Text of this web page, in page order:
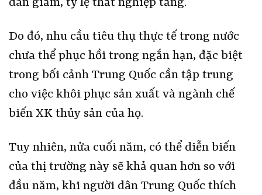
dân giảm, tỷ lệ thất nghiệp tăng.
Do đó, nhu cầu tiêu thụ thực tế trong nước
chưa thể phục hồi trong ngắn hạn, đặc biệt
trong bối cảnh Trung Quốc cần tập trung
cho việc khôi phục sản xuất và ngành chế
biến XK thủy sản của họ.
Tuy nhiên, nửa cuối năm, có thể diễn biến
của thị trường này sẽ khả quan hơn so với
đầu năm, khi người dân Trung Quốc thích